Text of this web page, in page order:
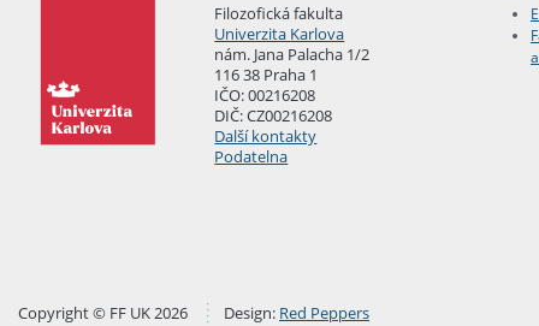
Filozofická fakulta
Univerzita Karlova
nám. Jana Palacha 1/2
116 38 Praha 1
IČO: 00216208
DIČ: CZ00216208
Další kontakty
Podatelna
Copyright © FF UK 2026 Design: Red Peppers